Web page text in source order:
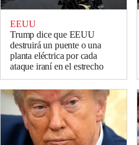
EEUU
Trump dice que EEUU
destruirá un puente o una
planta eléctrica por cada
ataque iraní en el estrecho